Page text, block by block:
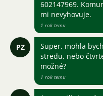
602147969.
mi nevyhovuje.
1 rok temu
PZ
Super, mohla
stredu, nebo
možné?
1 rok temu